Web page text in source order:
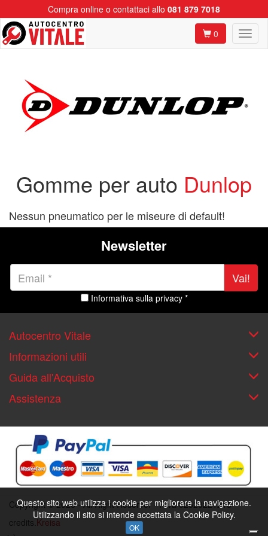
Compra online o contattaci allo 081 879 7018
0
Gomme per auto Dunlop
Nessun pneumatico per le miseure di default!
Newsletter
Vai!
Informativa sulla privacy *
Autocentro Vitale
Informazioni utili
Guida all'Acquisto
Assistenza
Copyright © 2026 - All Right Reserver - P.iva 02520221215
credits.Kreisa
Questo sito web utilizza i cookie per migliorare la navigazione.
Utilizzando il sito si intende accettata la Cookie Policy.
OK